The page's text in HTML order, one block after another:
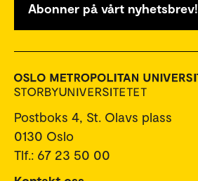
Abonner på vårt nyhetsbrev!
Postboks 4, St. Olavs plass
0130 Oslo
Tlf.: 67 23 50 00